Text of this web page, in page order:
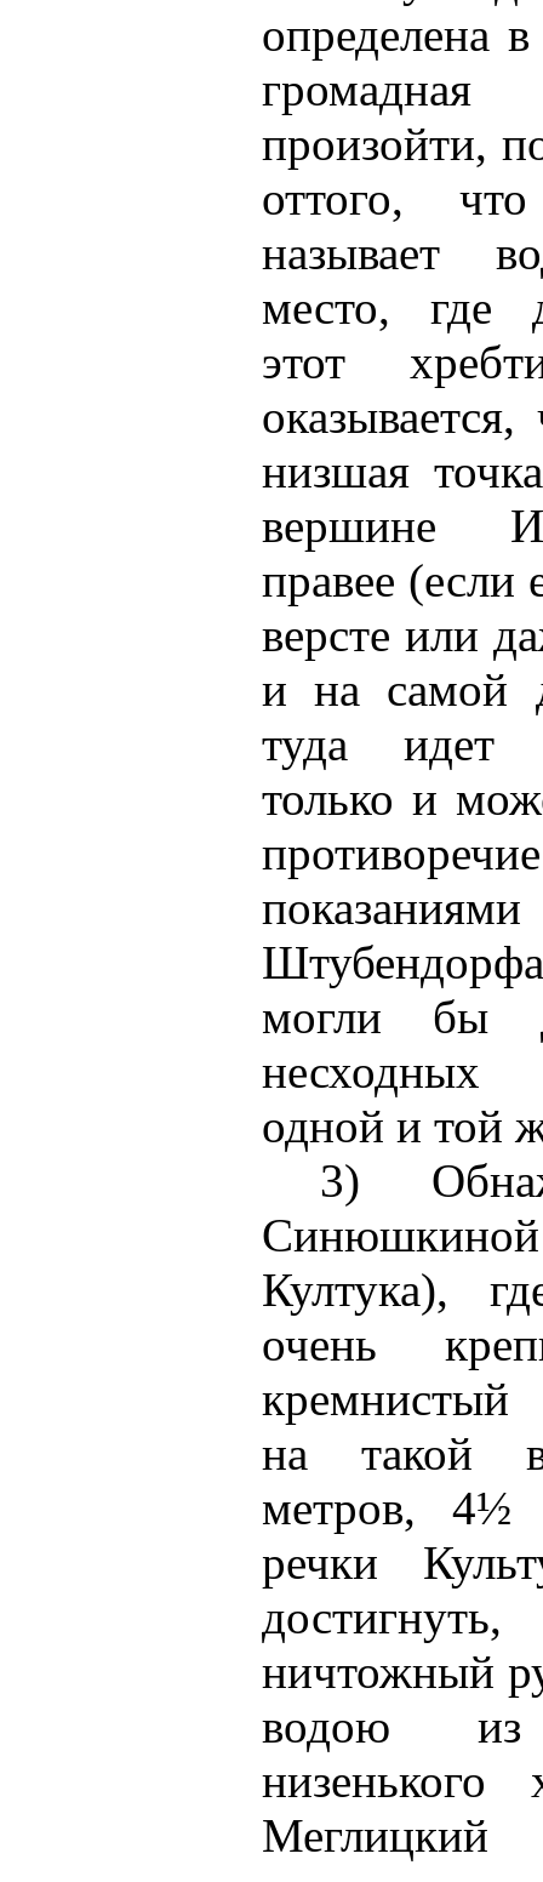
определена
произойти,
оттого,
называет
место, где
этот
низшая
вершине
правее (если
версте или
и на самой
туда идет
только и
могли бы
несходных
одной и той
3)
Синюшкиной
Култука),
очень
кремнистый
на такой
метров, 4½
речки
ничтожный
водою
низенького
Меглицкий